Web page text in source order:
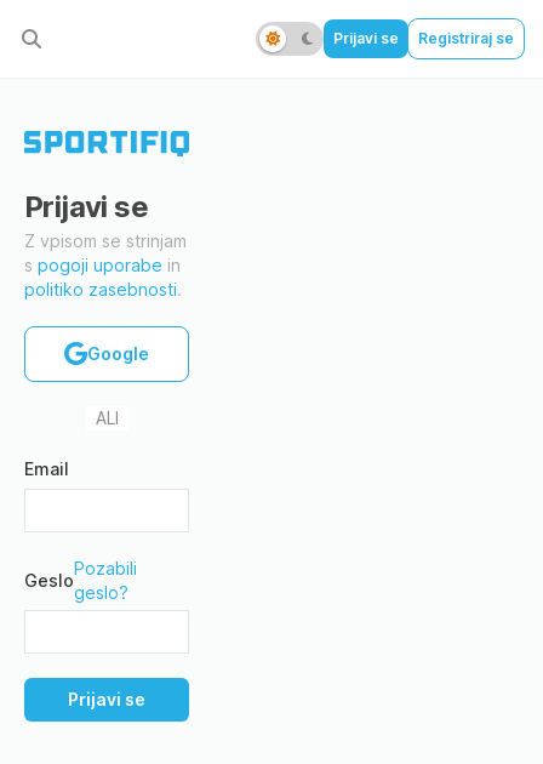
Prijavi se Registriraj se
Prijavi se
Z vpisom se strinjam
s pogoji uporabe in
politiko zasebnosti.
Google
ALI
Email
Geslo
Pozabili
geslo?
Prijavi se